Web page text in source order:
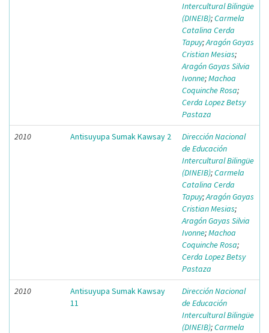
Intercultural Bilingüe
(DINEIB);Carmela
Catalina Cerda
Tapuy;Aragón Gayas
Cristian Mesias;
Aragón Gayas Silvia
Ivonne;Machoa
Coquinche Rosa;
Cerda Lopez Betsy
Pastaza
2010 Antisuyupa Sumak Kawsay 2
Dirección Nacional
de Educación
Intercultural Bilingüe
(DINEIB);Carmela
Catalina Cerda
Tapuy;Aragón Gayas
Cristian Mesias;
Aragón Gayas Silvia
Ivonne;Machoa
Coquinche Rosa;
Cerda Lopez Betsy
Pastaza
2010
Antisuyupa Sumak Kawsay
11
Dirección Nacional
de Educación
Intercultural Bilingüe
(DINEIB);Carmela